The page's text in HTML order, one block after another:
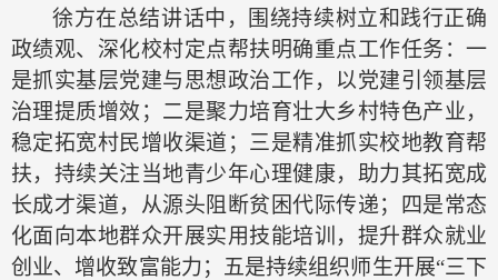
徐方在总结讲话中 ，围绕持续树立和践行正确
政绩观、深化校村定点帮扶明确重点工作任务：一
是抓实基层党建与思想政治工作， 以党建引领基层
治理提质增效 ； 二是聚力培育壮大乡村特色产业，
稳定拓宽村民增收渠道； 三是精准抓实校地教育帮
扶， 持续关注当地青少年心理健康， 助力其拓宽成
长成才渠道，从源头阻断贫困代际传递；
四是常态
化面向本地群众开展实用技能培训，提升群众就业
创业、增收致富能力；五是持续组织师生开展“三下